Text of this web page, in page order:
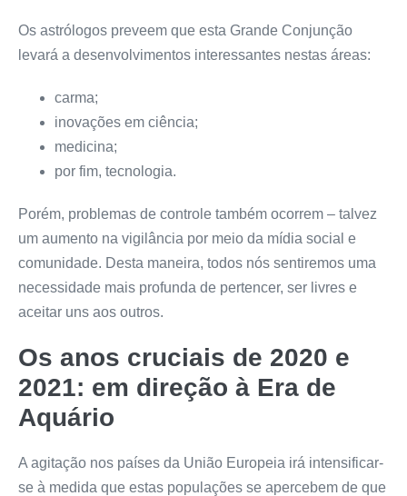
Os astrólogos preveem que esta Grande Conjunção
levará a desenvolvimentos interessantes nestas áreas:
carma;
inovações em ciência;
medicina;
por fim, tecnologia.
Porém, problemas de controle também ocorrem – talvez
um aumento na vigilância por meio da mídia social e
comunidade. Desta maneira, todos nós sentiremos uma
necessidade mais profunda de pertencer, ser livres e
aceitar uns aos outros.
Os anos cruciais de 2020 e
2021: em direção à Era de
Aquário
A agitação nos países da União Europeia irá intensificar-
se à medida que estas populações se apercebem de que